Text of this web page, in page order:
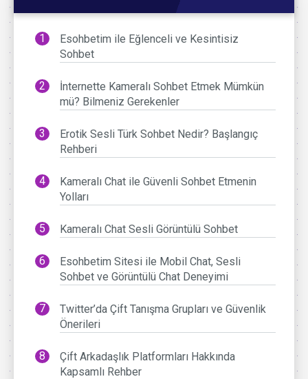
Esohbetim ile Eğlenceli ve Kesintisiz
Sohbet
İnternette Kameralı Sohbet Etmek Mümkün
mü? Bilmeniz Gerekenler
Erotik Sesli Türk Sohbet Nedir? Başlangıç
Rehberi
Kameralı Chat ile Güvenli Sohbet Etmenin
Yolları
Kameralı Chat Sesli Görüntülü Sohbet
Esohbetim Sitesi ile Mobil Chat, Sesli
Sohbet ve Görüntülü Chat Deneyimi
Twitter’da Çift Tanışma Grupları ve Güvenlik
Önerileri
Çift Arkadaşlık Platformları Hakkında
Kapsamlı Rehber